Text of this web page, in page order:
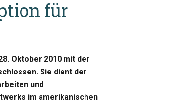
für
Oktober 2010 mit der
Sie dient der
und
im amerikanischen